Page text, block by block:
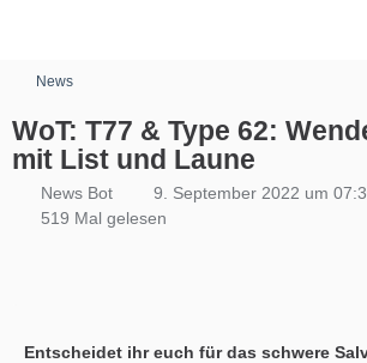
News
WoT: T77 & Type 62:
mit List und Laune
News Bot
9. September 2022 um
519 Mal gelesen
Entscheidet ihr euch für das schwere